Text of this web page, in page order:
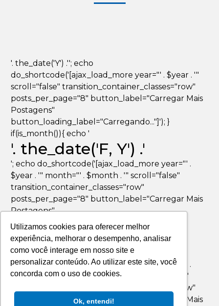
Utilizamos cookies para oferecer melhor
experiência, melhorar o desempenho, analisar
como você interage em nosso site e
personalizar conteúdo. Ao utilizar este site, você
concorda com o uso de cookies.
Ok, entendi!
'. the_date('Y') .''; echo
do_shortcode('[ajax_load_more year="' . $year . '"
scroll="false" transition_container_classes="row"
posts_per_page="8" button_label="Carregar Mais
Postagens"
button_loading_label="Carregando..."]'); }
if(is_month()){ echo '
'. the_date('F, Y') .'
'; echo do_shortcode('[ajax_load_more year="' .
$year . '" month="' . $month . '" scroll="false"
transition_container_classes="row"
posts_per_page="8" button_label="Carregar Mais
Postagens"
button_loading_label="Carregando..."]'); }
if(is_day()){ echo '
'. the_date('F jS, Y') .'
'; echo do_shortcode('[ajax_load_more year="' .
$year . '" month="' . $month . '" day="' . $day . '"
scroll="false" transition_container_classes="row"
posts_per_page="8" button_label="Carregar Mais